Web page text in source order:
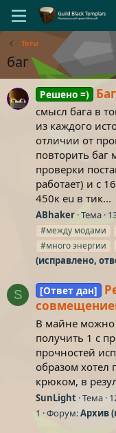
Теги
баг
Решено =)
смысл бага в
из каждого
отличии от
повторить баг
проверки
работает) и с
450к eu в тик...
ABhaker Тема
#между модами
#много энергии
(исправлено,
S [Ответ дан]
В майне можно
получить 1 с
прочностей
образом хотел
крюком, в
SunLight Тема
1
Форум:Архив